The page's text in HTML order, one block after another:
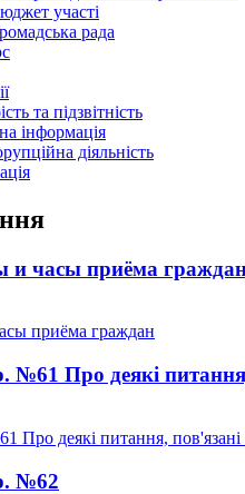
участі
рада
та підзвітність
інформація
діяльність
и часы приёма
приёма граждан
№61 Про деякі
Про деякі питання,
№62